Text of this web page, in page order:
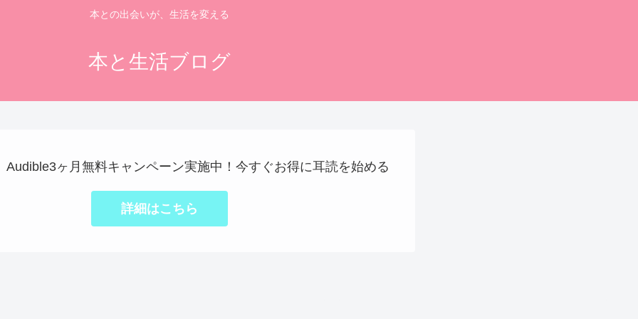
本との出会いが、生活を変える
本と生活ブログ
Audible3ヶ月無料キャンペーン実施中！今すぐお得に耳読を始める
詳細はこちら